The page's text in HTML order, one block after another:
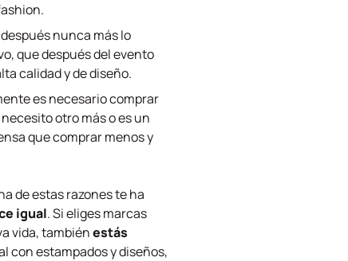
nunca más lo
que después del evento
calidad y de diseño.
es necesario comprar
otro más o es un
que comprar menos y
de estas razones te ha
igual. Si eliges marcas
vida, tambiénestás
con estampados y diseños,